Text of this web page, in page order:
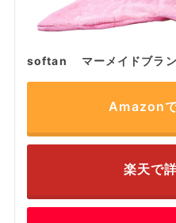
softan マーメイドブラン
Amazon
楽天で